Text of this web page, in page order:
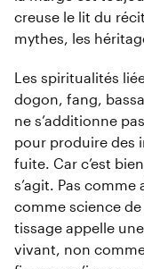
creuse le lit du
mythes, les
Les spiritualités
dogon, fang,
ne s’additionne
pour produire des
fuite. Car c’est
s’agit. Pas
comme science
tissage appelle
vivant, non